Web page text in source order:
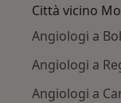
Città vicino
Angiologi a
Angiologi a
Angiologi a